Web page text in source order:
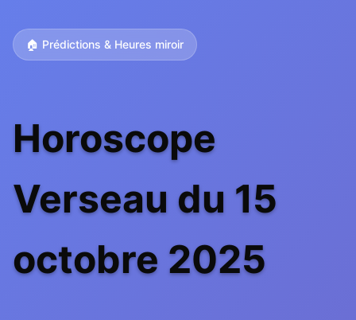
🏠 Prédictions & Heures miroir
Horoscope
Verseau du 15
octobre 2025